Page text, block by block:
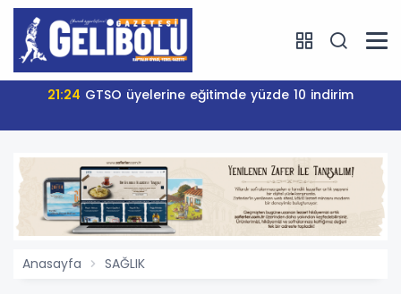
21:24 GTSO üyelerine eğitimde yüzde 10 indirim
Anasayfa SAĞLIK